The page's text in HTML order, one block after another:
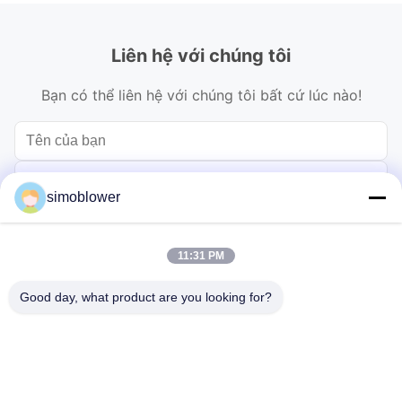
Liên hệ với chúng tôi
Bạn có thể liên hệ với chúng tôi bất cứ lúc nào!
simoblower
11:31 PM
Good day, what product are you looking for?